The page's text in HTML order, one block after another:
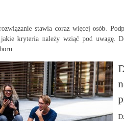
stawia coraz więcej osób.
kryteria należy wziąć pod uwagę.